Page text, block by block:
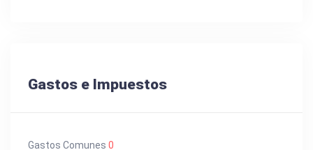
Gastos e Impuestos
Gastos Comunes 0